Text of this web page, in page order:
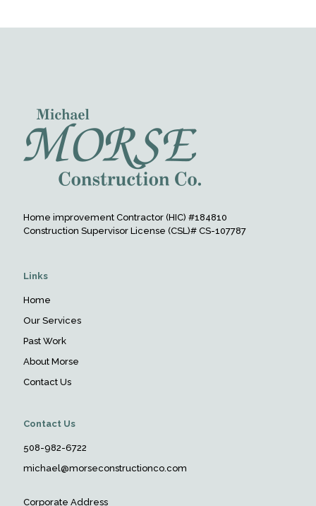
Home improvement Contractor (HIC) #184810
Construction Supervisor License (CSL)# CS-107787
Links
Home
Our Services
Past Work
About Morse
Contact Us
Contact Us
508-982-6722
michael@morseconstructionco.com
Corporate Address